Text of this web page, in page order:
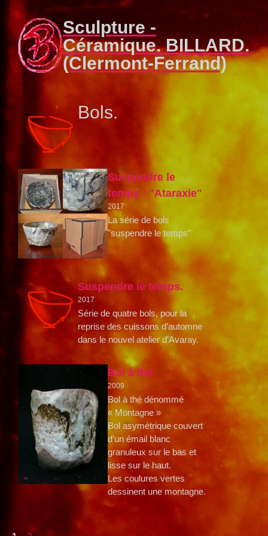
Sculpture -
Céramique. BILLARD.
(Clermont-Ferrand)
Bols.
Suspendre le
temps : "Ataraxie"
2017
La série de bols
"suspendre le temps"
Suspendre le temps.
2017
Série de quatre bols, pour la
reprise des cuissons d’automne
dans le nouvel atelier d’Avaray.
Bol à thé
2009
Bol à thé dénommé
« Montagne »
Bol asymétrique couvert
d’un émail blanc
granuleux sur le bas et
lisse sur le haut.
Les coulures vertes
dessinent une montagne.